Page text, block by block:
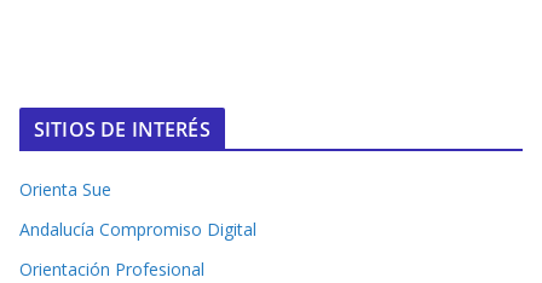
SITIOS DE INTERÉS
Orienta Sue
Andalucía Compromiso Digital
Orientación Profesional